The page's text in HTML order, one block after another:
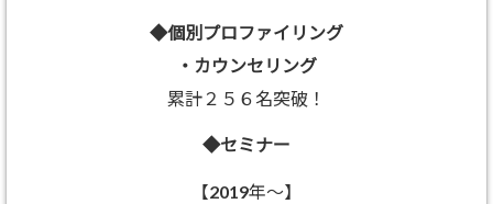
◆個別プロファイリング
・カウンセリング
累計２５６名突破！
◆セミナー
【2019年～】